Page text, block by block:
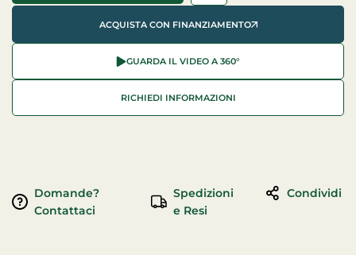
ACQUISTA CON FINANZIAMENTO
GUARDA IL VIDEO A 360°
RICHIEDI INFORMAZIONI
Domande?
Contattaci
Spedizioni
e Resi
Condividi